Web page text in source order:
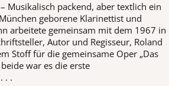
Musikalisch packend, aber textlich ein
geborene Klarinettist und
arbeitete gemeinsam mit dem 1967 in
Autor und Regisseur, Roland
Stoff für die gemeinsame Oper „Das
war es die erste
. .